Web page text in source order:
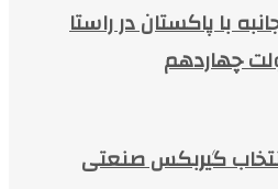
با پاکستان در راستا
چهاردهم
گیربکس صنعتی